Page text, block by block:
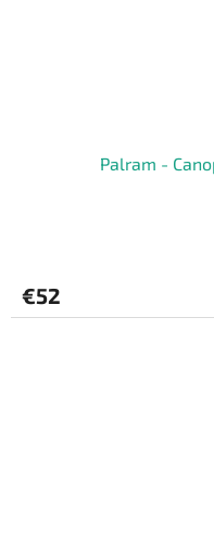
Palram -
€52